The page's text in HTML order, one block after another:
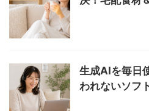
生成AIを毎日
われないソフ